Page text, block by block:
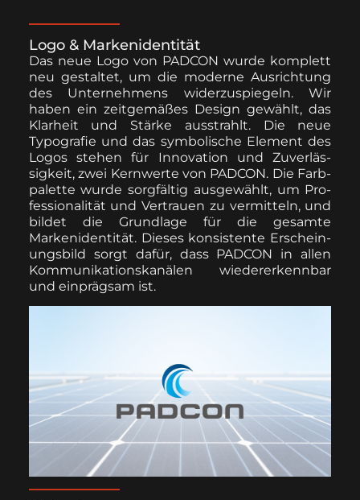
Logo & Markenidentität
Das neue Logo von PADCON wurde kom­plett
neu gestal­tet, um die mod­erne Aus­rich­tung
des Unternehmens widerzus­piegeln. Wir
haben ein zeit­gemäßes Design gewählt, das
Klarheit und Stärke ausstrahlt. Die neue
Typografie und das sym­bol­is­che Ele­ment des
Logos ste­hen für Inno­va­tion und Zuver­läs­
sigkeit, zwei Kern­werte von PADCON. Die Farb­
palette wurde sorgfältig aus­gewählt, um Pro­
fes­sion­al­ität und Ver­trauen zu ver­mit­teln, und
bildet die Grund­lage für die gesamte
Markeniden­tität. Dieses kon­sis­tente Erschei­n­
ungs­bild sorgt dafür, dass PADCON in allen
Kom­mu­nika­tion­skanälen wieder­erkennbar
und ein­prägsam ist.